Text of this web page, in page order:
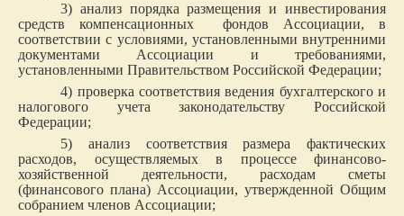
3) анализ порядка размещения и инвестирования
средств компенсационных фондов Ассоциации, в
соответствии с условиями, установленными внутренними
документами Ассоциации и требованиями,
установленными Правительством Российской Федерации;
4) проверка соответствия ведения бухгалтерского и
налогового учета законодательству Российской
Федерации;
5) анализ соответствия размера фактических
расходов, осуществляемых в процессе финансово-
хозяйственной деятельности, расходам сметы
(финансового плана) Ассоциации, утвержденной Общим
собранием членов Ассоциации;